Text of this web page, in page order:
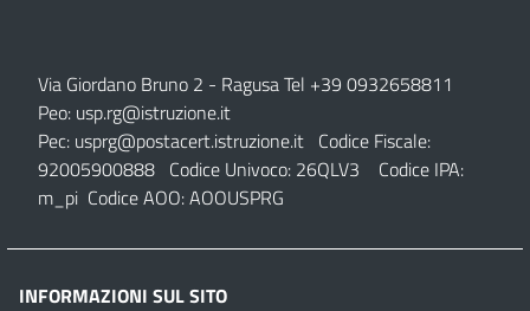
Via Giordano Bruno 2 - Ragusa Tel +39 0932658811
Peo: usp.rg@istruzione.it
Pec: usprg@postacert.istruzione.it Codice Fiscale:
92005900888 Codice Univoco: 26QLV3 Codice IPA:
m_pi Codice AOO: AOOUSPRG
INFORMAZIONI SUL SITO